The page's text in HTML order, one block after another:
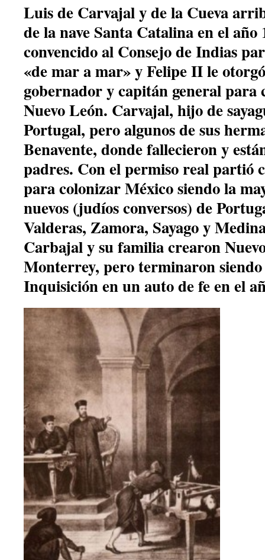
Luis de Carvajal y de la Cueva
de la nave Santa Catalina en el año
convencido al Consejo de Indias
«de mar a mar» y Felipe II le
gobernador y capitán general para
Nuevo León. Carvajal, hijo de
Portugal, pero algunos de sus
Benavente, donde fallecieron y
padres. Con el permiso real partió
para colonizar México siendo la
nuevos (judíos conversos) de
Valderas, Zamora, Sayago y
Carbajal y su familia crearon
Monterrey, pero terminaron
Inquisición en un auto de fe en el